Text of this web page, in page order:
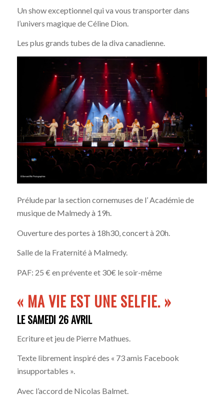
Un show exceptionnel qui va vous transporter dans
l’univers magique de Céline Dion.
Les plus grands tubes de la diva canadienne.
Prélude par la section cornemuses de l’ Académie de
musique de Malmedy à 19h.
Ouverture des portes à 18h30, concert à 20h.
Salle de la Fraternité à Malmedy.
PAF: 25 € en prévente et 30€ le soir-même
« MA VIE EST UNE SELFIE. »
LE SAMEDI 26 AVRIL
Ecriture et jeu de Pierre Mathues.
Texte librement inspiré des « 73 amis Facebook
insupportables ».
Avec l’accord de Nicolas Balmet.